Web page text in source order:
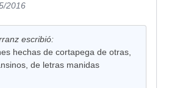
2016
escribió:
hechas de cortapega de otras,
de letras manidas